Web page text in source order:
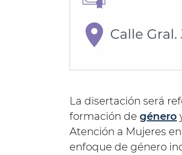
La disertación será
formación de género
Atención a Mujeres
enfoque de género